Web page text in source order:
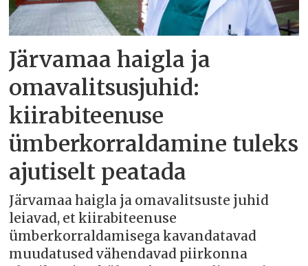
Järvamaa haigla ja
omavalitsusjuhid:
kiirabiteenuse
ümberkorraldamine tuleks
ajutiselt peatada
Järvamaa haigla ja omavalitsuste juhid
leiavad, et kiirabiteenuse
ümberkorraldamisega kavandatavad
muudatused vähendavad piirkonna